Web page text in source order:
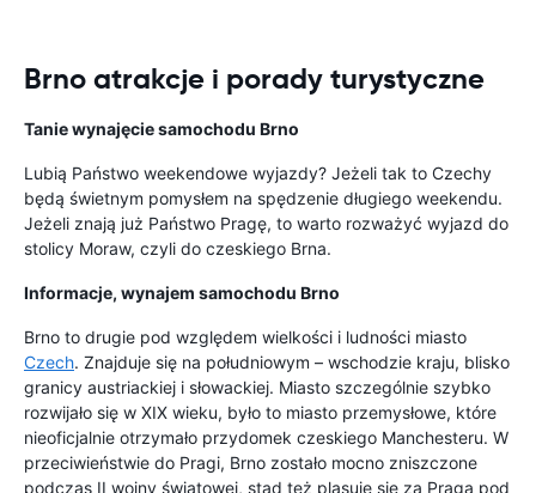
Brno atrakcje i porady turystyczne
Tanie wynajęcie samochodu Brno
Lubią Państwo weekendowe wyjazdy? Jeżeli tak to Czechy
będą świetnym pomysłem na spędzenie długiego weekendu.
Jeżeli znają już Państwo Pragę, to warto rozważyć wyjazd do
stolicy Moraw, czyli do czeskiego Brna.
Informacje, wynajem samochodu Brno
Brno to drugie pod względem wielkości i ludności miasto
Czech. Znajduje się na południowym – wschodzie kraju, blisko
granicy austriackiej i słowackiej. Miasto szczególnie szybko
rozwijało się w XIX wieku, było to miasto przemysłowe, które
nieoficjalnie otrzymało przydomek czeskiego Manchesteru. W
przeciwieństwie do Pragi, Brno zostało mocno zniszczone
podczas II wojny światowej, stąd też plasuje się za Pragą pod